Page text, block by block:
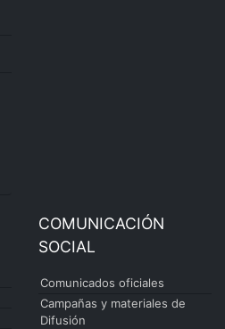
COMUNICACIÓN
SOCIAL
Comunicados oficiales
Campañas y materiales de
Difusión